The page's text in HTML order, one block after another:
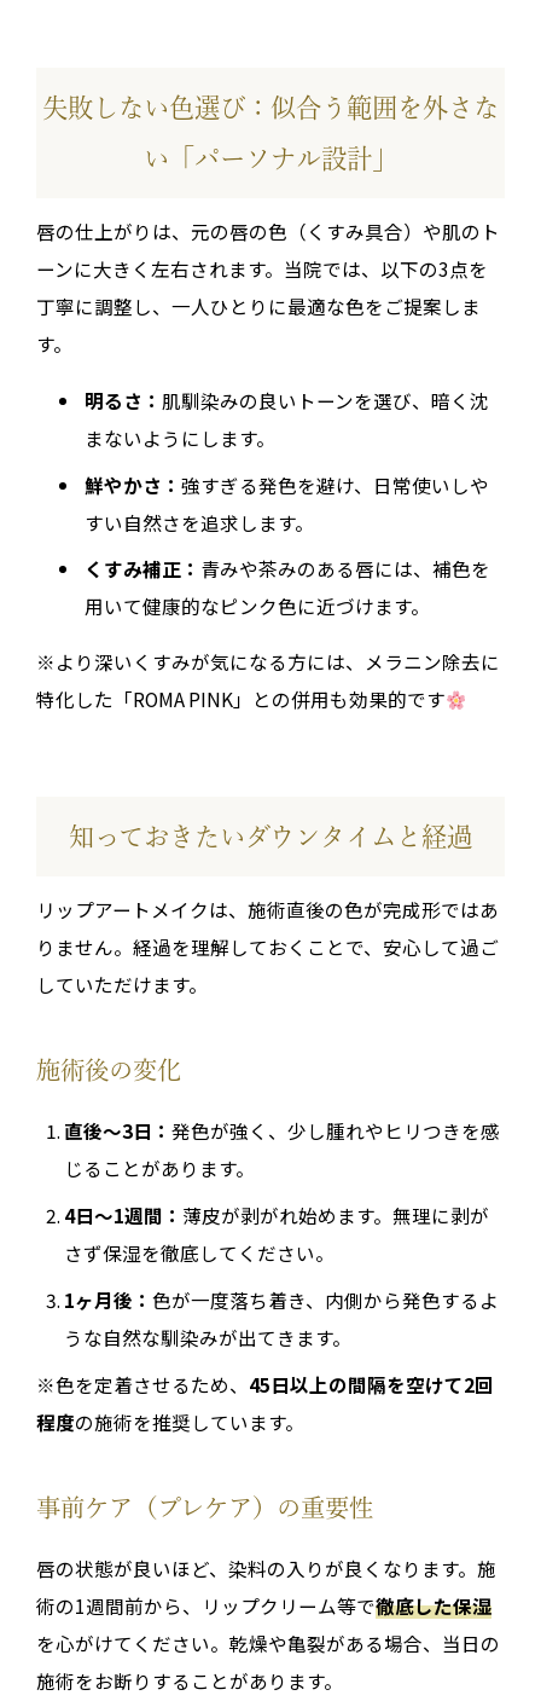
失敗しない色選び：似合う範囲を外さな
い「パーソナル設計」
唇の仕上がりは、元の唇の色（くすみ具合）や肌のト
ーンに大きく左右されます。当院では、以下の3点を
丁寧に調整し、一人ひとりに最適な色をご提案しま
す。
明るさ： 肌馴染みの良いトーンを選び、暗く沈
まないようにします。
鮮やかさ：強すぎる発色を避け、日常使いしや
すい自然さを追求します。
くすみ補正： 青みや茶みのある唇には、補色を
用いて健康的なピンク色に近づけます。
※より深いくすみが気になる方には、メラニン除去に
特化した「ROMA PINK」との併用も効果的です
知っておきたいダウンタイムと経過
リップアートメイクは、施術直後の色が完成形ではあ
りません。経過を理解しておくことで、安心して過ご
していただけます。
施術後の変化
直後〜3日：発色が強く、少し腫れやヒリつきを感
じることがあります。
4日〜1週間： 薄皮が剥がれ始めます。無理に剥が
さず保湿を徹底してください。
1ヶ月後：色が一度落ち着き、内側から発色するよ
うな自然な馴染みが出てきます。
※色を定着させるため、 45日以上の間隔を空けて2回
程度の施術を推奨しています。
事前ケア（プレケア）の重要性
唇の状態が良いほど、染料の入りが良くなります。施
術の1週間前から、リップクリーム等で徹底した保湿
を心がけてください。乾燥や亀裂がある場合、当日の
施術をお断りすることがあります。